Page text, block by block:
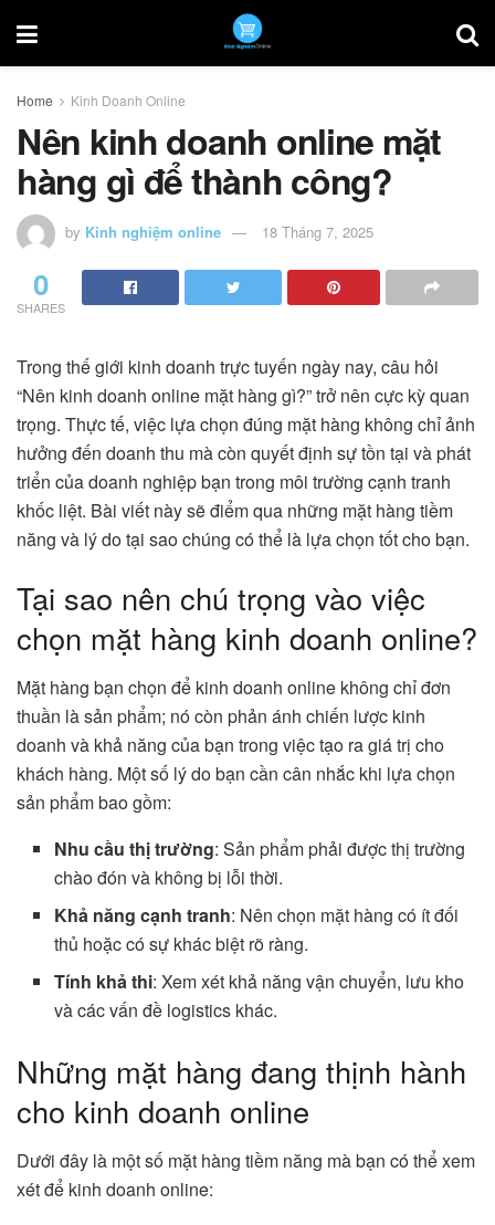
Home Kinh Doanh Online
Nên kinh doanh online mặt
hàng gì để thành công?
by Kinh nghiệm online 18 Tháng 7, 2025
0
SHARES
Trong thế giới kinh doanh trực tuyến ngày nay, câu hỏi
“Nên kinh doanh online mặt hàng gì?” trở nên cực kỳ quan
trọng. Thực tế, việc lựa chọn đúng mặt hàng không chỉ ảnh
hưởng đến doanh thu mà còn quyết định sự tồn tại và phát
triển của doanh nghiệp bạn trong môi trường cạnh tranh
khốc liệt. Bài viết này sẽ điểm qua những mặt hàng tiềm
năng và lý do tại sao chúng có thể là lựa chọn tốt cho bạn.
Tại sao nên chú trọng vào việc
chọn mặt hàng kinh doanh online?
Mặt hàng bạn chọn để kinh doanh online không chỉ đơn
thuần là sản phẩm; nó còn phản ánh chiến lược kinh
doanh và khả năng của bạn trong việc tạo ra giá trị cho
khách hàng. Một số lý do bạn cần cân nhắc khi lựa chọn
sản phẩm bao gồm:
Nhu cầu thị trường: Sản phẩm phải được thị trường
chào đón và không bị lỗi thời.
Khả năng cạnh tranh: Nên chọn mặt hàng có ít đối
thủ hoặc có sự khác biệt rõ ràng.
Tính khả thi: Xem xét khả năng vận chuyển, lưu kho
và các vấn đề logistics khác.
Những mặt hàng đang thịnh hành
cho kinh doanh online
Dưới đây là một số mặt hàng tiềm năng mà bạn có thể xem
xét để kinh doanh online: